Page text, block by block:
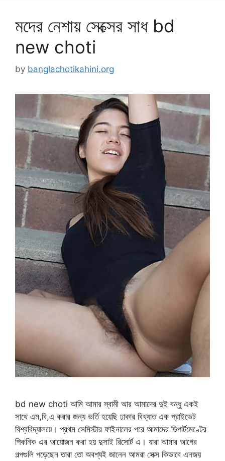
মদের নেশায় সেক্সের সাধ bd
new choti
by banglachotikahini.org
bd new choti আমি আমার স্বামী আর আমাদের দুই বন্ধু একই
সাথে এম,বি,এ করার জন্য ভর্তি হয়েছি ঢাকার বিখ্যাত এক প্রাইভেট
বিশ্ববিদ্যালয়ে। প্রথম সেমিস্টার ফাইনালের পরে আমাদের ডিপার্টমেণ্টের
পিকনিক এর আয়োজন করা হয় দুসাই রিসোর্ট এ। যারা আমার আগের
গল্পগুলি পড়েছেন তারা তো অবশ্যই জানেন আমরা সেক্স কিভাবে এনজয়